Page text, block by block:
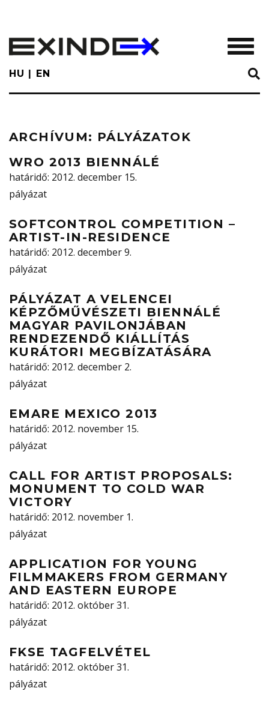
main
content
HU EN
ARCHÍVUM: PÁLYÁZATOK
WRO 2013 BIENNÁLÉ
határidő: 2012. december 15.
pályázat
SOFTCONTROL COMPETITION –
ARTIST-IN-RESIDENCE
határidő: 2012. december 9.
pályázat
PÁLYÁZAT A VELENCEI
KÉPZŐMŰVÉSZETI BIENNÁLÉ
MAGYAR PAVILONJÁBAN
RENDEZENDŐ KIÁLLÍTÁS
KURÁTORI MEGBÍZATÁSÁRA
határidő: 2012. december 2.
pályázat
EMARE MEXICO 2013
határidő: 2012. november 15.
pályázat
CALL FOR ARTIST PROPOSALS:
MONUMENT TO COLD WAR
VICTORY
határidő: 2012. november 1.
pályázat
APPLICATION FOR YOUNG
FILMMAKERS FROM GERMANY
AND EASTERN EUROPE
határidő: 2012. október 31.
pályázat
FKSE TAGFELVÉTEL
határidő: 2012. október 31.
pályázat